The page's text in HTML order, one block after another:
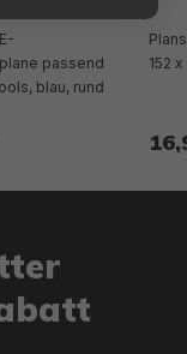
passend
blau, rund
152